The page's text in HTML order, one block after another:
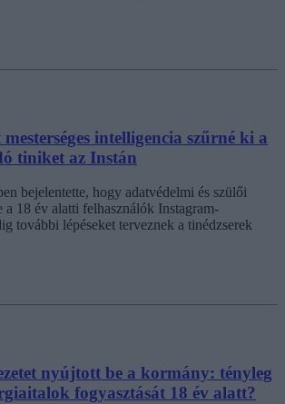
intelligencia szűrné ki a
tiniket az Instán
bejelentette, hogy adatvédelmi és szülői
a 18 év alatti felhasználók Instagram-
további lépéseket terveznek a tinédzserek
nyújtott be a kormány: tényleg
fogyasztását 18 év alatt?